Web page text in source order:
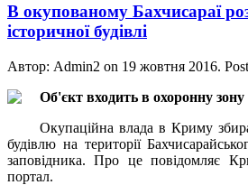
В окупованому Бахчисараї
історичної будівлі
Автор: Admin2 on 19 жовтня 2016.
Об'єкт входить в охоронну
Окупаційна влада в Криму
будівлю на території
заповідника. Про це повідомляє
портал.